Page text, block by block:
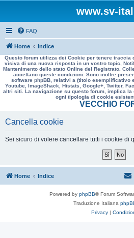
www.sv-
FAQ
Home Indice
Questo forum utilizza dei Cookie per tenere
visiva di una nuova risposta in un vostro topic,
Mantenimento dello stato Online del Registrato.
accettano queste condizioni. Sono inoltre
software phpBB, relativi a (titolo esemplificativo
Youtube, ImageShack, Histats, Google+, Twitter,
altri siti. La navigazione su questo forum, implica la
ogni tipologia di cookie
VECCHIO
Cancella cookie
Sei sicuro di volere cancellare tutti i cookie di
Home Indice
Powered by phpBB® Forum
Traduzione Italiana
Privacy |